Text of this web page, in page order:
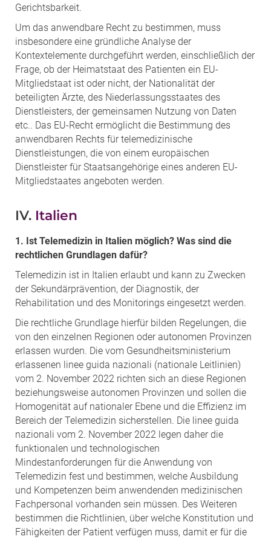
Gerichtsbarkeit.
Um das anwendbare Recht zu bestimmen, muss
insbesondere eine gründliche Analyse der
Kontextelemente durchgeführt werden, einschließlich der
Frage, ob der Heimatstaat des Patienten ein EU-
Mitgliedstaat ist oder nicht, der Nationalität der
beteiligten Ärzte, des Niederlassungsstaates des
Dienstleisters, der gemeinsamen Nutzung von Daten
etc.. Das EU-Recht ermöglicht die Bestimmung des
anwendbaren Rechts für telemedizinische
Dienstleistungen, die von einem europäischen
Dienstleister für Staatsangehörige eines anderen EU-
Mitgliedstaates angeboten werden.
IV. Italien
1. Ist Telemedizin in Italien möglich? Was sind die
rechtlichen Grundlagen dafür?
Telemedizin ist in Italien erlaubt und kann zu Zwecken
der Sekundärprävention, der Diagnostik, der
Rehabilitation und des Monitorings eingesetzt werden.
Die rechtliche Grundlage hierfür bilden Regelungen, die
von den einzelnen Regionen oder autonomen Provinzen
erlassen wurden. Die vom Gesundheitsministerium
erlassenen linee guida nazionali (nationale Leitlinien)
vom 2. November 2022 richten sich an diese Regionen
beziehungsweise autonomen Provinzen und sollen die
Homogenität auf nationaler Ebene und die Effizienz im
Bereich der Telemedizin sicherstellen. Die linee guida
nazionali vom 2. November 2022 legen daher die
funktionalen und technologischen
Mindestanforderungen für die Anwendung von
Telemedizin fest und bestimmen, welche Ausbildung
und Kompetenzen beim anwendenden medizinischen
Fachpersonal vorhanden sein müssen. Des Weiteren
bestimmen die Richtlinien, über welche Konstitution und
Fähigkeiten der Patient verfügen muss, damit er für die